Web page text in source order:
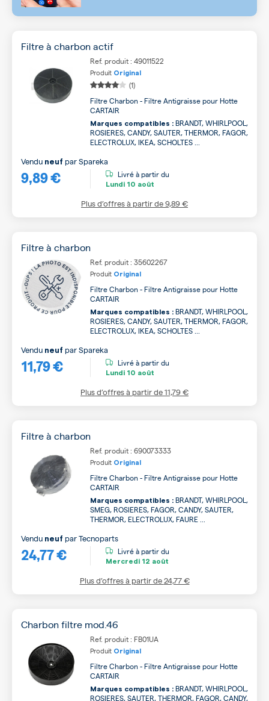
Filtre à charbon actif
Ref. produit : 49011522
Produit Original
(1)
Filtre Charbon - Filtre Antigraisse pour Hotte
CARTAIR
Marques compatibles : BRANDT, WHIRLPOOL,
ROSIERES, CANDY, SAUTER, THERMOR, FAGOR,
ELECTROLUX, IKEA, SCHOLTES ...
9,89 €
Vendu neuf parSpareka
Livré à partir du
Lundi 10 août
Plus d’offres à partir de9,89 €
Filtre à charbon
Ref. produit : 35602267
Produit Original
Filtre Charbon - Filtre Antigraisse pour Hotte
CARTAIR
Marques compatibles : BRANDT, WHIRLPOOL,
ROSIERES, CANDY, SAUTER, THERMOR, FAGOR,
ELECTROLUX, IKEA, SCHOLTES ...
11,79 €
Vendu neuf parSpareka
Livré à partir du
Lundi 10 août
Plus d’offres à partir de11,79 €
Filtre à charbon
Ref. produit : 690073333
Produit Original
Filtre Charbon - Filtre Antigraisse pour Hotte
CARTAIR
Marques compatibles : BRANDT, WHIRLPOOL,
SMEG, ROSIERES, FAGOR, CANDY, SAUTER,
THERMOR, ELECTROLUX, FAURE ...
24,77 €
Vendu neuf parTecnoparts
Livré à partir du
Mercredi 12 août
Plus d’offres à partir de24,77 €
Charbon filtre mod.46
Ref. produit : FB01UA
Produit Original
Filtre Charbon - Filtre Antigraisse pour Hotte
CARTAIR
Marques compatibles : BRANDT, WHIRLPOOL,
ROSIERES, SAUTER, THERMOR, FAGOR, CANDY,